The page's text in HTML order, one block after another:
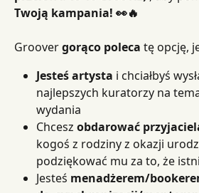
Twoją kampania! 👀🔥
Groover gorąco poleca tę opcję,
Jesteś artysta i chciałbyś
najlepszych kuratorzy na
wydania
Chcesz obdarować
kogoś z rodziny z okazji
podziękować mu za to, że
Jesteś menadżerem/